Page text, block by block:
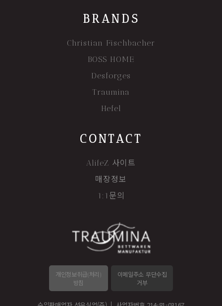
개인정보취급(처리)
방침
이메일주소 무단수집
거부
BRANDS
Christian Fischbacher
BOSS HOME
Desforges
Traumina
Hefel
CONTACT
AlifeZ 사이트
매장정보
1:1문의